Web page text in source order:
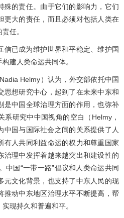
殊的责任。由于它们的影响力，它们
更大的责任，而且必须对包括人类在
任。
信已成为维护世界和平稳定、维护国
建人类命运共同体。
Helmy）认为，外交部依托中国
思想研究中心，起到了在未来中东和
是中国全球治理方面的作用，也弥补
系研究中中国视角的空白（Helmy，
中国与国际社会之间的关系提供了人
有人共同利益命运的权力和尊重国家
治理中发挥着越来越突出和建设性的
中国“一带一路”倡议和人类命运共同
元文化背景，也支持了中东人民的现
推动中东地区治理水平不断提高，帮
现持久和普遍和平。